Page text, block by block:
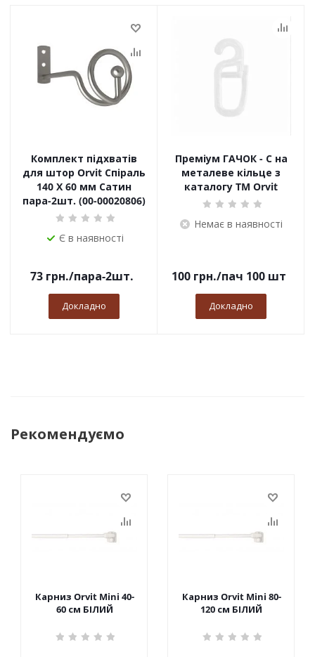
Комплект підхватів
для штор Orvit Спіраль
140 Х 60 мм Сатин
пара-2шт. (00-00020806)
Є в наявності
73грн./пара-2шт.
Докладно
Преміум ГАЧОК - С на
металеве кільце з
каталогу TM Orvit
Немає в наявності
100грн./пач 100 шт
Докладно
Рекомендуємо
Карниз Orvit Mini 40-
60 см БІЛИЙ
Карниз Orvit Mini 80-
120 см БІЛИЙ